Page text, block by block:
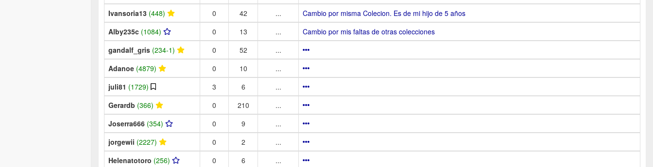
Ivansoria13 (448) 0 42 ...
Cambio por misma Colecion. Es de mi hijo de 5 años
Alby235c (1084) 0 13 ...
Cambio por mis faltas de otras colecciones
gandalf_gris (234-1) 0 52
...
Adanoe (4879) 0 10
...
juli81 (1729) 3 6
...
Gerardb (366) 0 210
...
Joserra666 (354) 0 9
...
jorgewii (2227) 0 2
...
Helenatotoro (256) 0 6
...